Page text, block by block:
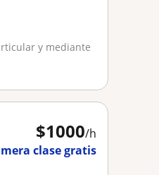
y mediante
$1000/h
clase gratis